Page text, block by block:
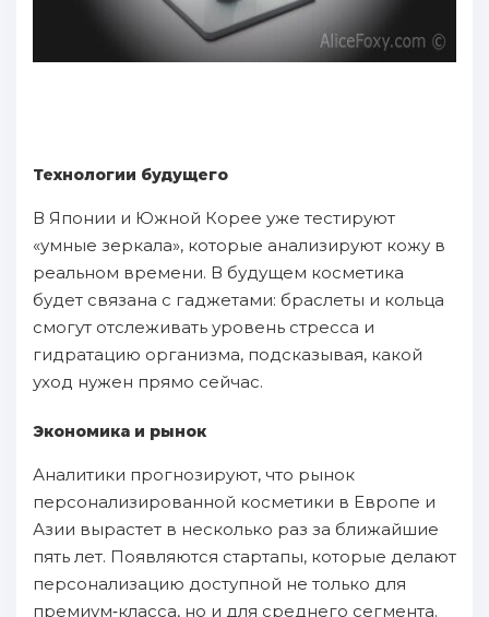
Технологии будущего
В Японии и Южной Корее уже тестируют
«умные зеркала», которые анализируют кожу в
реальном времени. В будущем косметика
будет связана с гаджетами: браслеты и кольца
смогут отслеживать уровень стресса и
гидратацию организма, подсказывая, какой
уход нужен прямо сейчас.
Экономика и рынок
Аналитики прогнозируют, что рынок
персонализированной косметики в Европе и
Азии вырастет в несколько раз за ближайшие
пять лет. Появляются стартапы, которые делают
персонализацию доступной не только для
премиум‑класса, но и для среднего сегмента.